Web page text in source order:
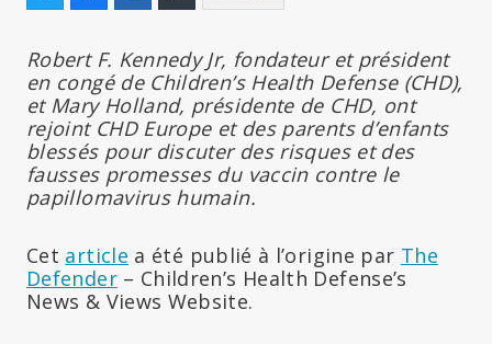
Robert F. Kennedy Jr, fondateur et président
en congé de Children’s Health Defense (CHD),
et Mary Holland, présidente de CHD, ont
rejoint CHD Europe et des parents d’enfants
blessés pour discuter des risques et des
fausses promesses du vaccin contre le
papillomavirus humain.
Cet article a été publié à l’origine par The
Defender– Children’s Health Defense’s
News & Views Website.